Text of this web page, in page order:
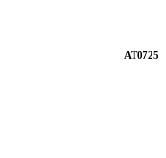
AT0725